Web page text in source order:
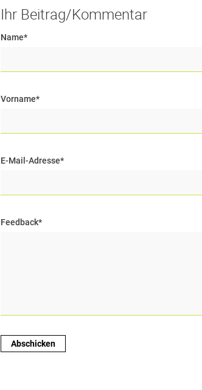
Ihr Beitrag/Kommentar
Name*
Vorname*
E-Mail-Adresse*
Feedback*